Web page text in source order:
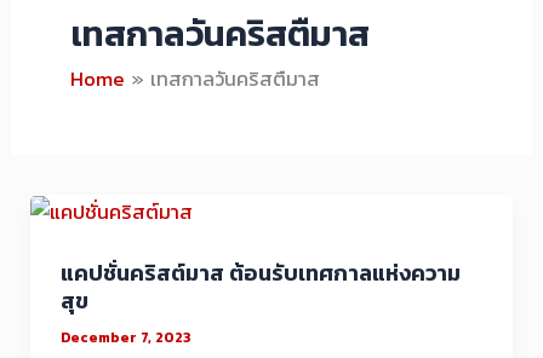
เทสกาลวันคริสตืมาส
Home เทสกาลวันคริสตืมาส
แคปชั่นคริสต์มาส ต้อนรับเทศกาลแห่งความ
สุข
December 7, 2023